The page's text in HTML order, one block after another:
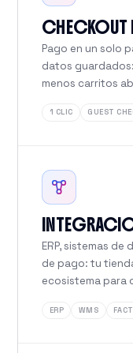
CHECKOUT
Pago en un solo
datos
menos carritos
1 CLIC GUEST
ERP, sistemas
de pago: tu
ecosistema para
ERP WMS